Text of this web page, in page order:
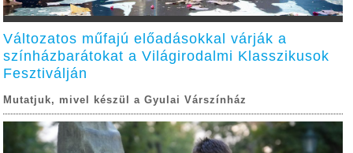
Változatos műfajú előadásokkal várják a
színházbarátokat a Világirodalmi Klasszikusok
Fesztiválján
Mutatjuk, mivel készül a Gyulai Várszínház